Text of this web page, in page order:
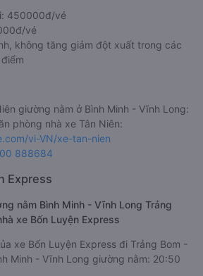
450000đ/vé
vé
không tăng giảm đột xuất trong các
giường nằm ở Bình Minh - Vĩnh Long:
phòng nhà xe Tân Niên:
vi-VN/xe-tan-nien
888684
Express
nằm Bình Minh - Vĩnh Long Trảng
xe Bốn Luyện Express
xe Bốn Luyện Express đi Trảng Bom -
Minh - Vĩnh Long giường nằm: 20:50